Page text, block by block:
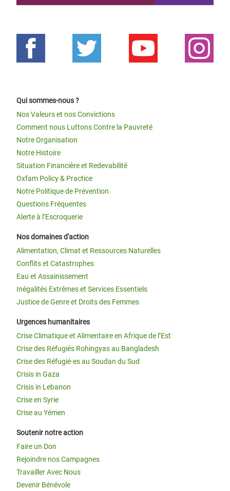
Qui sommes-nous ?
Nos Valeurs et nos Convictions
Comment nous Luttons Contre la Pauvreté
Notre Organisation
Notre Histoire
Situation Financière et Redevabilité
Oxfam Policy & Practice
Notre Politique de Prévention
Questions Fréquentes
Alerte à l’Escroquerie
Nos domaines d'action
Alimentation, Climat et Ressources Naturelles
Conflits et Catastrophes
Eau et Assainissement
Inégalités Extrêmes et Services Essentiels
Justice de Genre et Droits des Femmes
Urgences humanitaires
Crise Climatique et Alimentaire en Afrique de l’Est
Crise des Réfugiés Rohingyas au Bangladesh
Crise des Réfugié·es au Soudan du Sud
Crisis in Gaza
Crisis in Lebanon
Crise en Syrie
Crise au Yémen
Soutenir notre action
Faire un Don
Rejoindre nos Campagnes
Travailler Avec Nous
Devenir Bénévole